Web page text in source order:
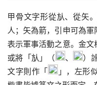
甲骨文字形從㫃、從矢
人；矢為箭，引申可為
表示軍事活動之意。金
或將「㫃」（
、 ）
文字則作「
」，左形